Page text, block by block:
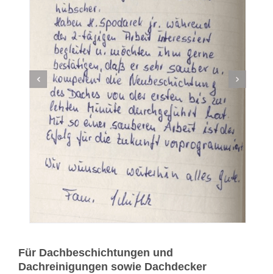
Für Dachbeschichtungen und
Dachreinigungen sowie Dachdecker